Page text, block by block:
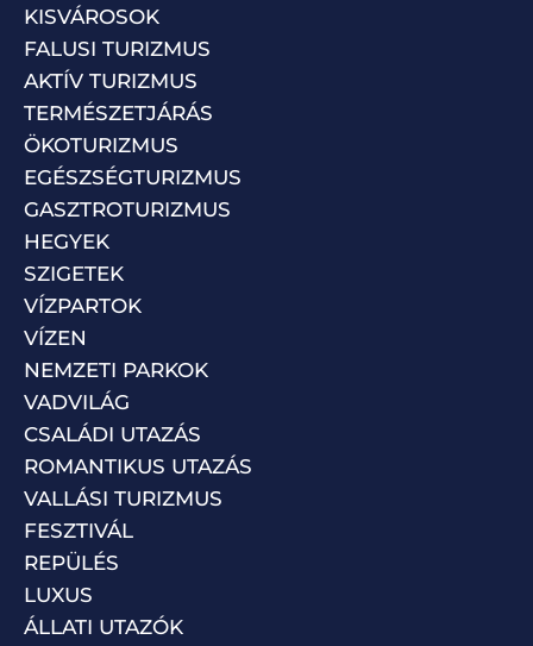
KISVÁROSOK
FALUSI TURIZMUS
AKTÍV TURIZMUS
TERMÉSZETJÁRÁS
ÖKOTURIZMUS
EGÉSZSÉGTURIZMUS
GASZTROTURIZMUS
HEGYEK
SZIGETEK
VÍZPARTOK
VÍZEN
NEMZETI PARKOK
VADVILÁG
CSALÁDI UTAZÁS
ROMANTIKUS UTAZÁS
VALLÁSI TURIZMUS
FESZTIVÁL
REPÜLÉS
LUXUS
ÁLLATI UTAZÓK